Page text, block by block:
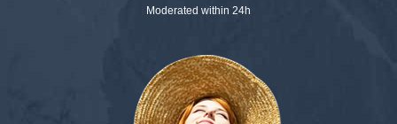
Moderated within 24h